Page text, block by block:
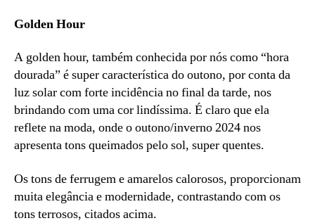
Golden Hour
A golden hour, também conhecida por nós como “hora
dourada” é super característica do outono, por conta da
luz solar com forte incidência no final da tarde, nos
brindando com uma cor lindíssima. É claro que ela
reflete na moda, onde o outono/inverno 2024 nos
apresenta tons queimados pelo sol, super quentes.
Os tons de ferrugem e amarelos calorosos, proporcionam
muita elegância e modernidade, contrastando com os
tons terrosos, citados acima.